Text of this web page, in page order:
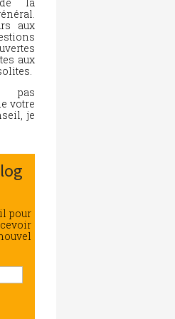
aux
aux
pas
votre
je
pour